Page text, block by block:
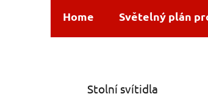
Home Světelný plán
kategorieStolní svítidla